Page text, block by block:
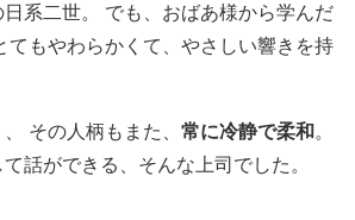
系二世。 でも、おばあ様から学んだ
てもやわらかくて、やさしい響きを持
その人柄もまた、 常に冷静で柔和
話ができる、そんな上司でした。